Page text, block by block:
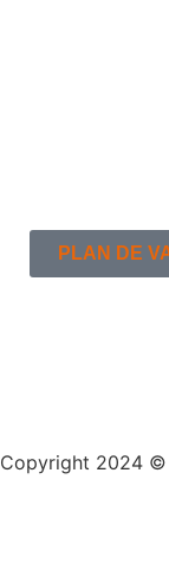
PLAN DE
Copyright 2024 ©